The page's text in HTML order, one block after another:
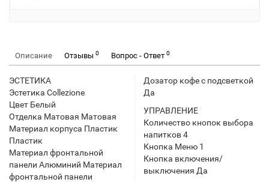
Описание Отзывы 0 Вопрос - Ответ 0
ЭСТЕТИКА
Эстетика Collezione
Цвет Белый
Отделка Матовая Матовая
Материал корпуса Пластик
Пластик
Материал фронтальной
панели Алюминий Материал
фронтальной панели
Дозатор кофе с подсветкой
Да
УПРАВЛЕНИЕ
Количество кнопок выбора
напитков 4
Кнопка Меню 1
Кнопка включения/
выключения Да